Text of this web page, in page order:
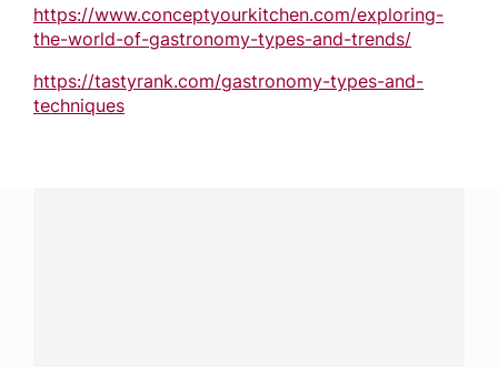
https://www.conceptyourkitchen.com/exploring-
the-world-of-gastronomy-types-and-trends/
https://tastyrank.com/gastronomy-types-and-
techniques